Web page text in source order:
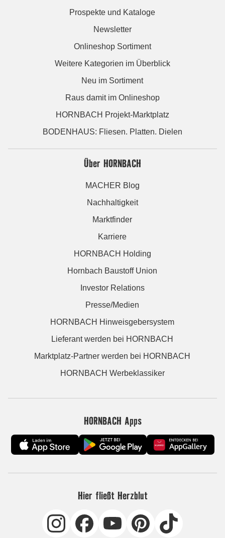
Prospekte und Kataloge
Newsletter
Onlineshop Sortiment
Weitere Kategorien im Überblick
Neu im Sortiment
Raus damit im Onlineshop
HORNBACH Projekt-Marktplatz
BODENHAUS: Fliesen. Platten. Dielen
Über HORNBACH
MACHER Blog
Nachhaltigkeit
Marktfinder
Karriere
HORNBACH Holding
Hornbach Baustoff Union
Investor Relations
Presse/Medien
HORNBACH Hinweisgebersystem
Lieferant werden bei HORNBACH
Marktplatz-Partner werden bei HORNBACH
HORNBACH Werbeklassiker
HORNBACH Apps
Hier fließt Herzblut